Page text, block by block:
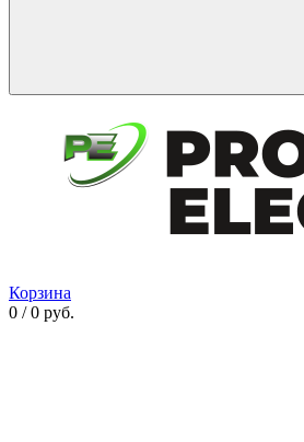
Корзина
0 / 0 руб.